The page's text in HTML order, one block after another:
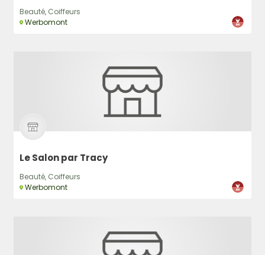
Beauté, Coiffeurs
Werbomont
Le Salon par Tracy
Beauté, Coiffeurs
Werbomont